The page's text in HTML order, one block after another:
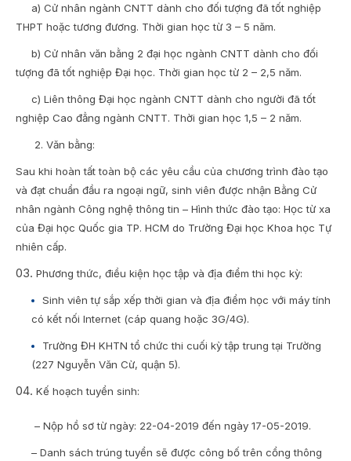
a) Cử nhân ngành CNTT dành cho đối tượng đã tốt nghiệp
THPT hoặc tương đương. Thời gian học từ 3 – 5 năm.
b) Cử nhân văn bằng 2 đại học ngành CNTT dành cho đối
tượng đã tốt nghiệp Đại học. Thời gian học từ 2 – 2,5 năm.
c) Liên thông Đại học ngành CNTT dành cho người đã tốt
nghiệp Cao đẳng ngành CNTT. Thời gian học 1,5 – 2 năm.
2. Văn bằng:
Sau khi hoàn tất toàn bộ các yêu cầu của chương trình đào tạo
và đạt chuẩn đầu ra ngoại ngữ, sinh viên được nhận Bằng Cử
nhân ngành Công nghệ thông tin – Hình thức đào tạo: Học từ xa
của Đại học Quốc gia TP. HCM do Trường Đại học Khoa học Tự
nhiên cấp.
Phương thức, điều kiện học tập và địa điểm thi học kỳ:
Sinh viên tự sắp xếp thời gian và địa điểm học với máy tính
có kết nối Internet (cáp quang hoặc 3G/4G).
Trường ĐH KHTN tổ chức thi cuối kỳ tập trung tại Trường
(227 Nguyễn Văn Cừ, quận 5).
Kế hoạch tuyển sinh:
– Nộp hồ sơ từ ngày: 22-04-2019 đến ngày 17-05-2019.
– Danh sách trúng tuyển sẽ được công bố trên cổng thông